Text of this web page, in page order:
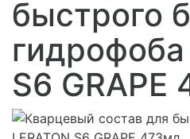
быстрого
гидрофоба
S6 GRAPE